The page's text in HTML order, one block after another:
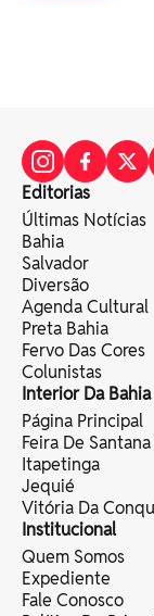
Editorias
Últimas Notícias
Bahia
Salvador
Diversão
Agenda Cultural
Preta Bahia
Fervo Das Cores
Colunistas
Interior Da Bahia
Página Principal
Feira De Santana
Itapetinga
Jequié
Vitória Da
Institucional
Quem Somos
Expediente
Fale Conosco